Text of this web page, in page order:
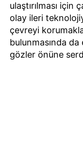
ulaştırılması için
olay ileri
çevreyi
bulunmasında
gözler önüne